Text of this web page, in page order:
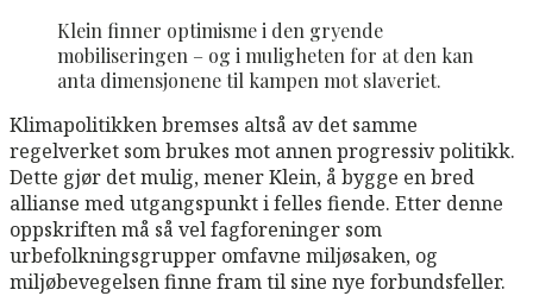
Klein finner optimisme i den gryende
mobiliseringen – og i muligheten for at den kan
anta dimensjonene til kampen mot slaveriet.
Klimapolitikken bremses altså av det samme
regelverket som brukes mot annen progressiv politikk.
Dette gjør det mulig, mener Klein, å bygge en bred
allianse med utgangspunkt i felles fiende. Etter denne
oppskriften må så vel fagforeninger som
urbefolkningsgrupper omfavne miljøsaken, og
miljøbevegelsen finne fram til sine nye forbundsfeller.